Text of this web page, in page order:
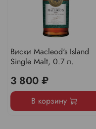
Виски Macleod's Island
Single Malt, 0.7 л.
3 800 ₽
В корзину